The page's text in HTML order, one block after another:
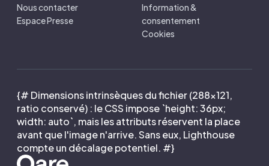
Nous contacter
Espace Presse
Information &
consentement
Cookies
{# Dimensions intrinsèques du fichier (288×121,
ratio conservé) : le CSS impose `height: 36px;
width: auto`, mais les attributs réservent la place
avant que l'image n'arrive. Sans eux, Lighthouse
compte un décalage potentiel. #}